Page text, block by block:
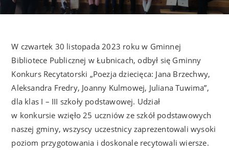
W czwartek 30 listopada 2023 roku w Gminnej
Bibliotece Publicznej w Łubnicach, odbył się Gminny
Konkurs Recytatorski „Poezja dziecięca: Jana Brzechwy,
Aleksandra Fredry, Joanny Kulmowej, Juliana Tuwima”,
dla klas I – III szkoły podstawowej. Udział
w konkursie wzięło 25 uczniów ze szkół podstawowych
naszej gminy, wszyscy uczestnicy zaprezentowali wysoki
poziom przygotowania i doskonale recytowali wiersze.